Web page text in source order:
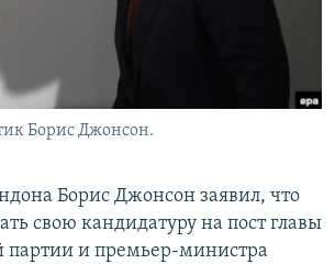
Борис Джонсон.
Борис Джонсон заявил, что
свою кандидатуру на пост главы
партии и премьер-министра